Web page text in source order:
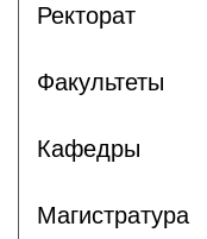
Ректорат
Факультеты
Кафедры
Магистратура